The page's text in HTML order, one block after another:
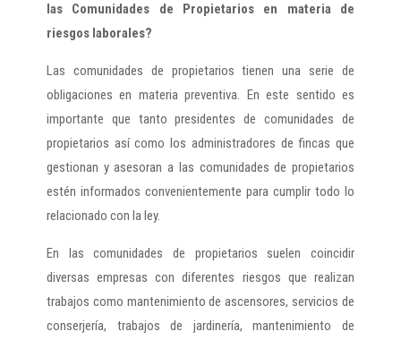
las Comunidades de Propietarios en materia de
riesgos laborales?
Las comunidades de propietarios tienen una serie de
obligaciones en materia preventiva. En este sentido es
importante que tanto presidentes de comunidades de
propietarios así como los administradores de fincas que
gestionan y asesoran a las comunidades de propietarios
estén informados convenientemente para cumplir todo lo
relacionado con la ley.
En las comunidades de propietarios suelen coincidir
diversas empresas con diferentes riesgos que realizan
trabajos como mantenimiento de ascensores, servicios de
conserjería, trabajos de jardinería, mantenimiento de